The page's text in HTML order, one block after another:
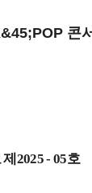
콘
2025 - 05호